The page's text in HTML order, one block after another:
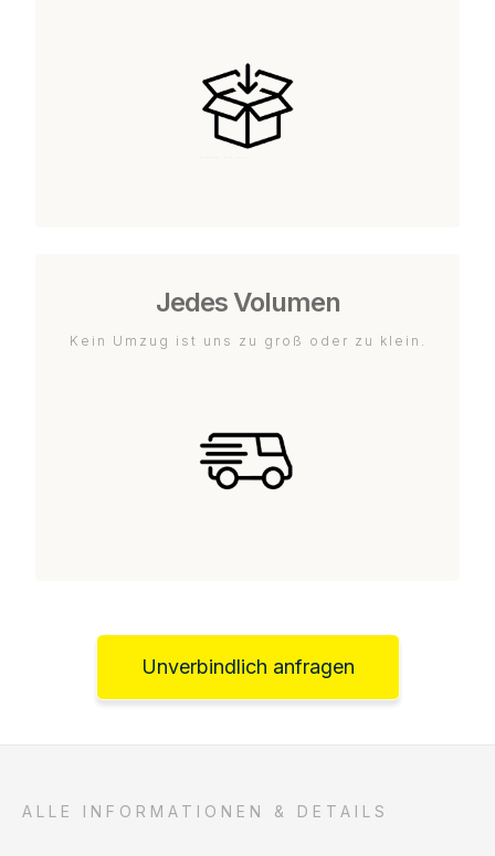
Jedes Volumen
Kein Umzug ist uns zu groß oder zu klein.
Unverbindlich anfragen
ALLE INFORMATIONEN & DETAILS